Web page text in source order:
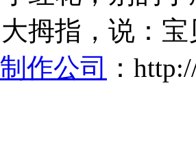
拇指，说：
作公司
：